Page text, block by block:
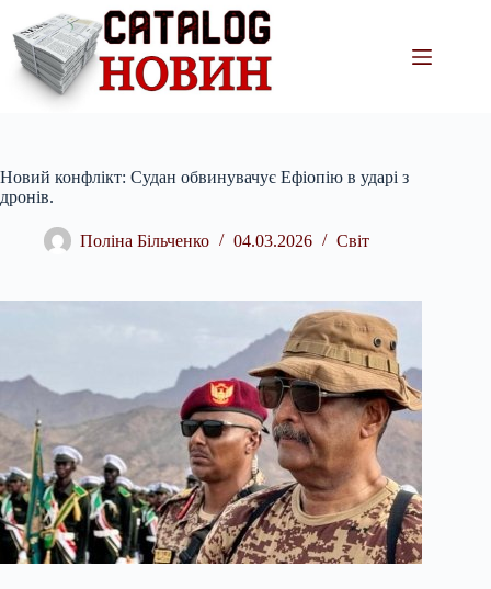
вмісту
Новий конфлікт: Судан обвинувачує Ефіопію в ударі з
дронів.
Поліна Більченко 04.03.2026 Світ